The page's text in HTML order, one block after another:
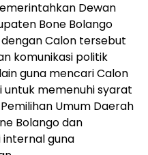
Dewan
Bone Bolango
Calon tersebut
komunikasi politik
guna mencari Calon
untuk memenuhi syarat
Umum Daerah
Bolango dan
internal guna